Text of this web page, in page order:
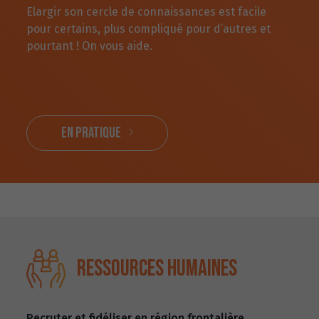
Elargir son cercle de connaissances est facile
pour certains, plus compliqué pour d’autres et
pourtant ! On vous aide.
En pratique
Ressources humaines